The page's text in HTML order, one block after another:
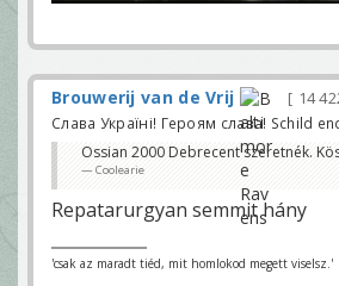
Brouwerij van de Vrij 14
Слава Україні! Героям слава! Schild
Ossian 2000 Debrecent szeretnék.
Coolearie
Repatarurgyan semmit hány
'csak az maradt tiéd, mit homlokod megett viselsz.'